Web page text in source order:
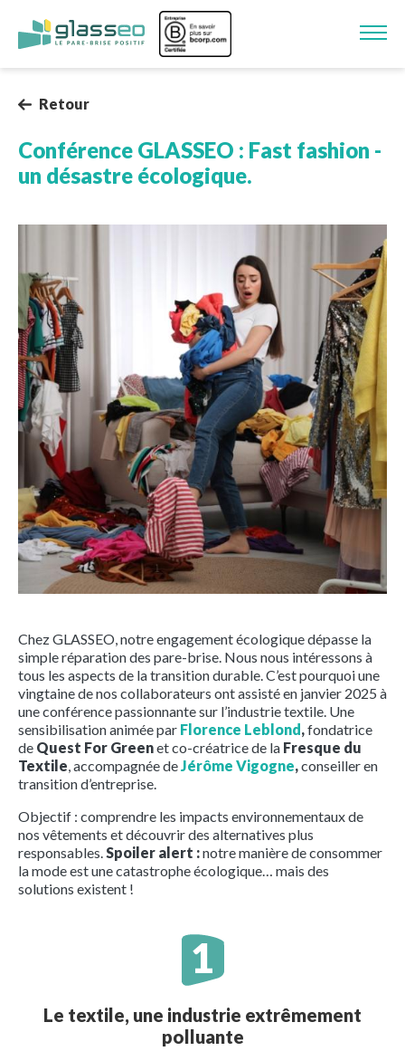
Aller au contenu principal
Image
Retour
Conférence GLASSEO : Fast fashion -
un désastre écologique.
Chez GLASSEO, notre engagement écologique dépasse la
simple réparation des pare-brise. Nous nous intéressons à
tous les aspects de la transition durable. C’est pourquoi une
vingtaine de nos collaborateurs ont assisté en janvier 2025 à
une conférence passionnante sur l’industrie textile. Une
sensibilisation animée par Florence Leblond,fondatrice
de Quest For Greenet co-créatrice de la Fresque du
Textile , accompagnée de Jérôme Vigogne,conseiller en
transition d’entreprise.
Objectif : comprendre les impacts environnementaux de
nos vêtements et découvrir des alternatives plus
responsables. Spoiler alert :notre manière de consommer
la mode est une catastrophe écologique… mais des
solutions existent !
Le textile, une industrie extrêmement
polluante